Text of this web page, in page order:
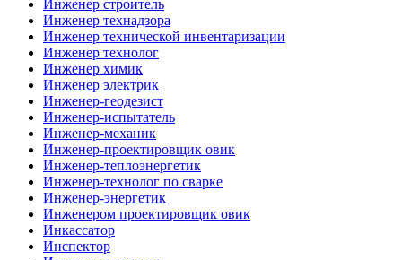
Инженер строитель
Инженер технадзора
Инженер технической инвентаризации
Инженер технолог
Инженер химик
Инженер электрик
Инженер-геодезист
Инженер-испытатель
Инженер-механик
Инженер-проектировщик овик
Инженер-теплоэнергетик
Инженер-технолог по сварке
Инженер-энергетик
Инженером проектировщик овик
Инкассатор
Инспектор